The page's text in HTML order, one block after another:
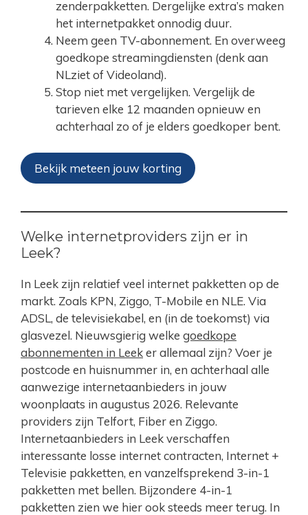
zenderpakketten. Dergelijke extra’s maken
het internetpakket onnodig duur.
Neem geen TV-abonnement. En overweeg
goedkope streamingdiensten (denk aan
NLziet of Videoland).
Stop niet met vergelijken. Vergelijk de
tarieven elke 12 maanden opnieuw en
achterhaal zo of je elders goedkoper bent.
Bekijk meteen jouw korting
Welke internetproviders zijn er in
Leek?
In Leek zijn relatief veel internet pakketten op de
markt. Zoals KPN, Ziggo, T-Mobile en NLE. Via
ADSL, de televisiekabel, en (in de toekomst) via
glasvezel. Nieuwsgierig welke goedkope
abonnementen in Leeker allemaal zijn? Voer je
postcode en huisnummer in, en achterhaal alle
aanwezige internetaanbieders in jouw
woonplaats in augustus 2026. Relevante
providers zijn Telfort, Fiber en Ziggo.
Internetaanbieders in Leek verschaffen
interessante losse internet contracten, Internet +
Televisie pakketten, en vanzelfsprekend 3-in-1
pakketten met bellen. Bijzondere 4-in-1
pakketten zien we hier ook steeds meer terug. In